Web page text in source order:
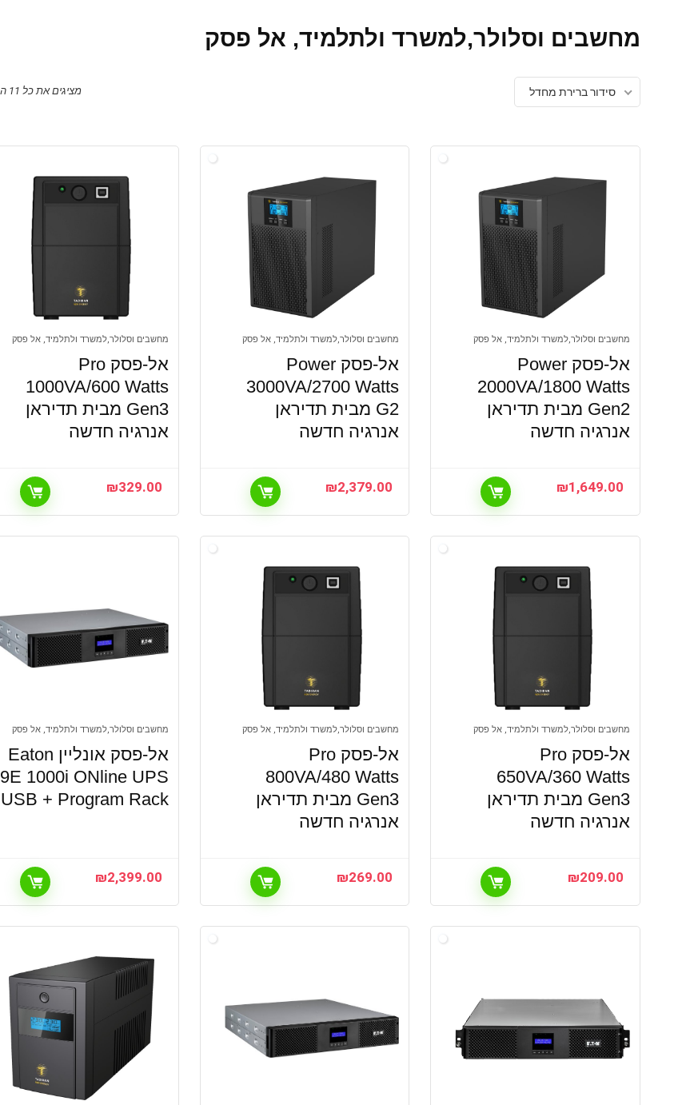
מחשבים וסלולר,למשרד ולתלמיד, אל פסק
מציגים את כל ⁦11⁩ התוצאות סידור ברירת מחדל
מחשבים וסלולר,למשרד ולתלמיד, אל פסק
אל-פסק Power
2000VA/1800 Watts
Gen2 מבית תדיראן
אנרגיה חדשה
₪1,649.00
מחשבים וסלולר,למשרד ולתלמיד, אל פסק
אל-פסק Power
3000VA/2700 Watts
G2 מבית תדיראן
אנרגיה חדשה
₪2,379.00
מחשבים וסלולר,למשרד ולתלמיד, אל פסק
אל-פסק Pro
1000VA/600 Watts
Gen3 מבית תדיראן
אנרגיה חדשה
₪329.00
מחשבים וסלולר,למשרד ולתלמיד, אל פסק
אל-פסק Pro
650VA/360 Watts
Gen3 מבית תדיראן
אנרגיה חדשה
₪209.00
מחשבים וסלולר,למשרד ולתלמיד, אל פסק
אל-פסק Pro
800VA/480 Watts
Gen3 מבית תדיראן
אנרגיה חדשה
₪269.00
מחשבים וסלולר,למשרד ולתלמיד, אל פסק
אל-פסק אונליין Eaton
9E 1000i ONline UPS
USB + Program Rack
₪2,399.00